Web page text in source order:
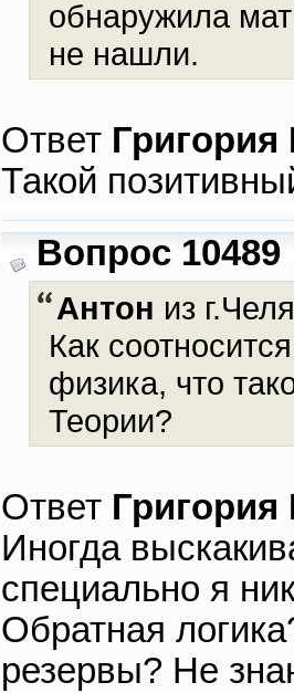
обнаружила
не нашли.
Ответ
Такой
Вопрос 10489
Антон из
Как
физика, что
Теории?
Ответ
Иногда
специально я
Обратная
резервы? Не